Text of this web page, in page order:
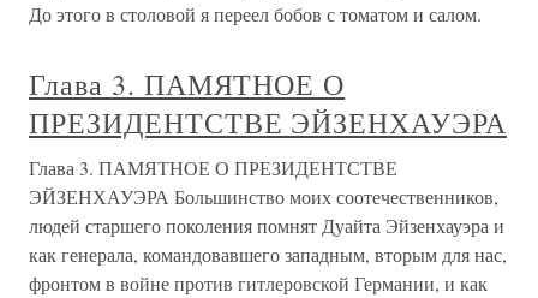
До этого в столовой я переел бобов с томатом и салом.
Глава 3. ПАМЯТНОЕ О
ПРЕЗИДЕНТСТВЕ ЭЙЗЕНХАУЭРА
Глава 3. ПАМЯТНОЕ О ПРЕЗИДЕНТСТВЕ
ЭЙЗЕНХАУЭРА Большинство моих соотечественников,
людей старшего поколения помнят Дуайта Эйзенхауэра и
как генерала, командовавшего западным, вторым для нас,
фронтом в войне против гитлеровской Германии, и как